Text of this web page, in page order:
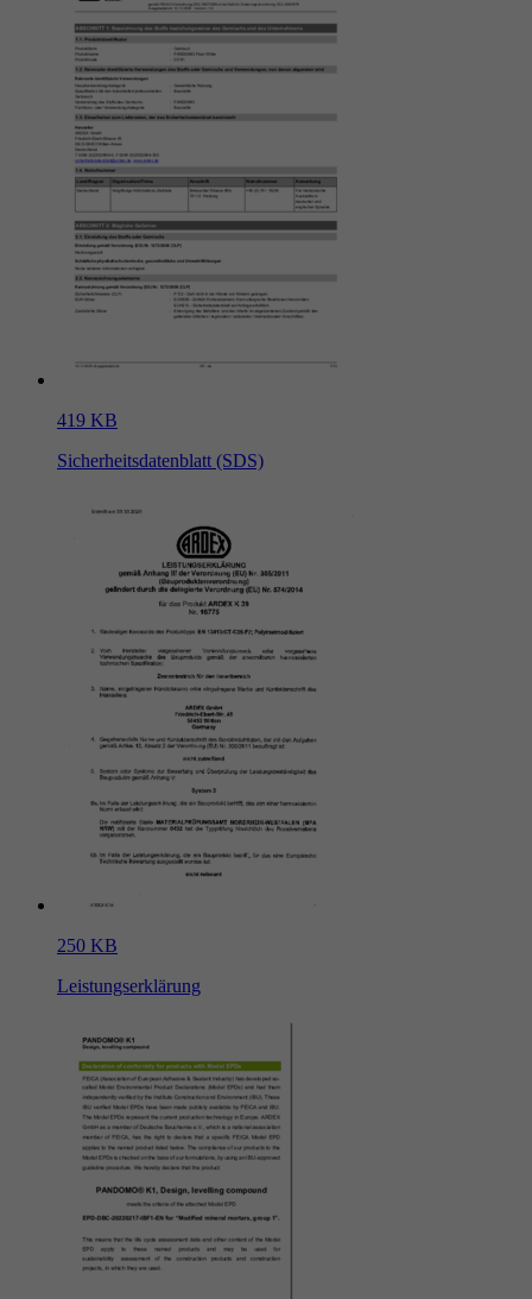
419 KB
Sicherheitsdatenblatt (SDS)
250 KB
Leistungserklärung